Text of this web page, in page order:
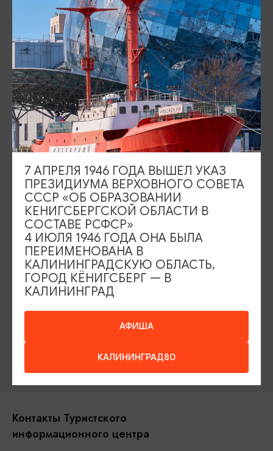
Камеры
ИЩИТЕ ТАКЖЕ НА НАШЕМ САЙТЕ
Серебряное ожерелье
Электронная виза
Туры и экскурсии
Афиша мероприятий
Сувениры
Гостевая книга
Гиды и экскурсоводы
Достопримечательности
Карты и маршруты
Рестораны
Гостиницы
Как доехать
Компас Балтийской кухни
Настоящий Калининградец
Контакты Туристского
информационного центра
АФИША
КАЛИНИНГРАД80
7 АПРЕЛЯ 1946 ГОДА ВЫШЕЛ УКАЗ
ПРЕЗИДИУМА ВЕРХОВНОГО СОВЕТА
СССР «ОБ ОБРАЗОВАНИИ
КЕНИГСБЕРГСКОЙ ОБЛАСТИ В
СОСТАВЕ РСФСР»
4 ИЮЛЯ 1946 ГОДА ОНА БЫЛА
ПЕРЕИМЕНОВАНА В
КАЛИНИНГРАДСКУЮ ОБЛАСТЬ,
ГОРОД КЁНИГСБЕРГ — В
КАЛИНИНГРАД